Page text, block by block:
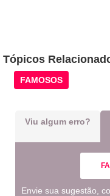
Tópicos
FAMOSOS
Viu algum erro?
Envie sua sugestão,